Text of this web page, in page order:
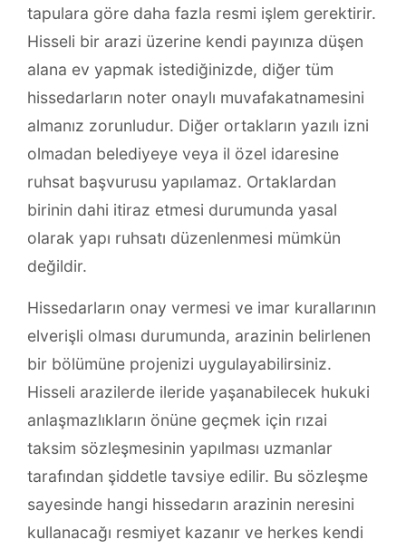
tapulara göre daha fazla resmi işlem gerektirir.
Hisseli bir arazi üzerine kendi payınıza düşen
alana ev yapmak istediğinizde, diğer tüm
hissedarların noter onaylı muvafakatnamesini
almanız zorunludur. Diğer ortakların yazılı izni
olmadan belediyeye veya il özel idaresine
ruhsat başvurusu yapılamaz. Ortaklardan
birinin dahi itiraz etmesi durumunda yasal
olarak yapı ruhsatı düzenlenmesi mümkün
değildir.
Hissedarların onay vermesi ve imar kurallarının
elverişli olması durumunda, arazinin belirlenen
bir bölümüne projenizi uygulayabilirsiniz.
Hisseli arazilerde ileride yaşanabilecek hukuki
anlaşmazlıkların önüne geçmek için rızai
taksim sözleşmesinin yapılması uzmanlar
tarafından şiddetle tavsiye edilir. Bu sözleşme
sayesinde hangi hissedarın arazinin neresini
kullanacağı resmiyet kazanır ve herkes kendi